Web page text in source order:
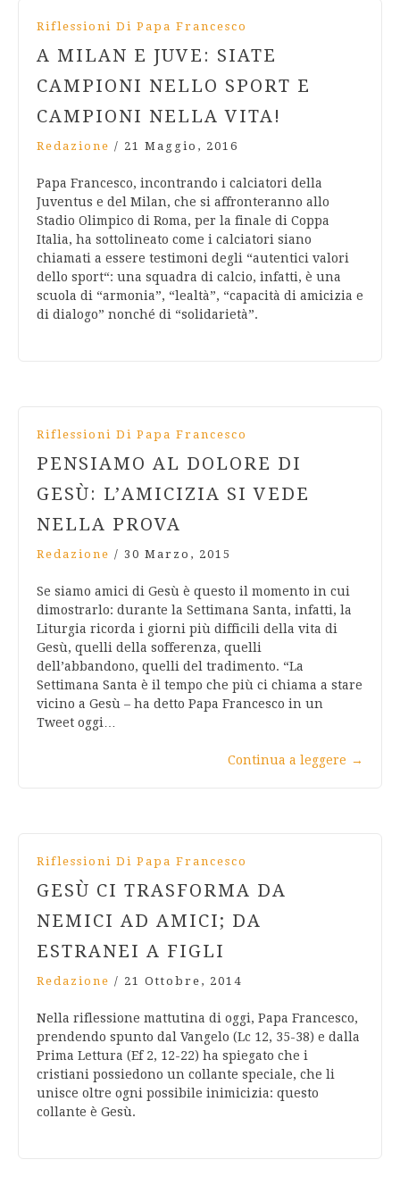
Riflessioni Di Papa Francesco
A MILAN E JUVE: SIATE
CAMPIONI NELLO SPORT E
CAMPIONI NELLA VITA!
Redazione / 21 Maggio, 2016
Papa Francesco, incontrando i calciatori della
Juventus e del Milan, che si affronteranno allo
Stadio Olimpico di Roma, per la finale di Coppa
Italia, ha sottolineato come i calciatori siano
chiamati a essere testimoni degli “autentici valori
dello sport“: una squadra di calcio, infatti, è una
scuola di “armonia”, “lealtà”, “capacità di amicizia e
di dialogo” nonché di “solidarietà”.
Riflessioni Di Papa Francesco
PENSIAMO AL DOLORE DI
GESÙ: L’AMICIZIA SI VEDE
NELLA PROVA
Redazione / 30 Marzo, 2015
Se siamo amici di Gesù è questo il momento in cui
dimostrarlo: durante la Settimana Santa, infatti, la
Liturgia ricorda i giorni più difficili della vita di
Gesù, quelli della sofferenza, quelli
dell’abbandono, quelli del tradimento. “La
Settimana Santa è il tempo che più ci chiama a stare
vicino a Gesù – ha detto Papa Francesco in un
Tweet oggi…
Continua a leggere →
Riflessioni Di Papa Francesco
GESÙ CI TRASFORMA DA
NEMICI AD AMICI; DA
ESTRANEI A FIGLI
Redazione / 21 Ottobre, 2014
Nella riflessione mattutina di oggi, Papa Francesco,
prendendo spunto dal Vangelo (Lc 12, 35-38) e dalla
Prima Lettura (Ef 2, 12-22) ha spiegato che i
cristiani possiedono un collante speciale, che li
unisce oltre ogni possibile inimicizia: questo
collante è Gesù.